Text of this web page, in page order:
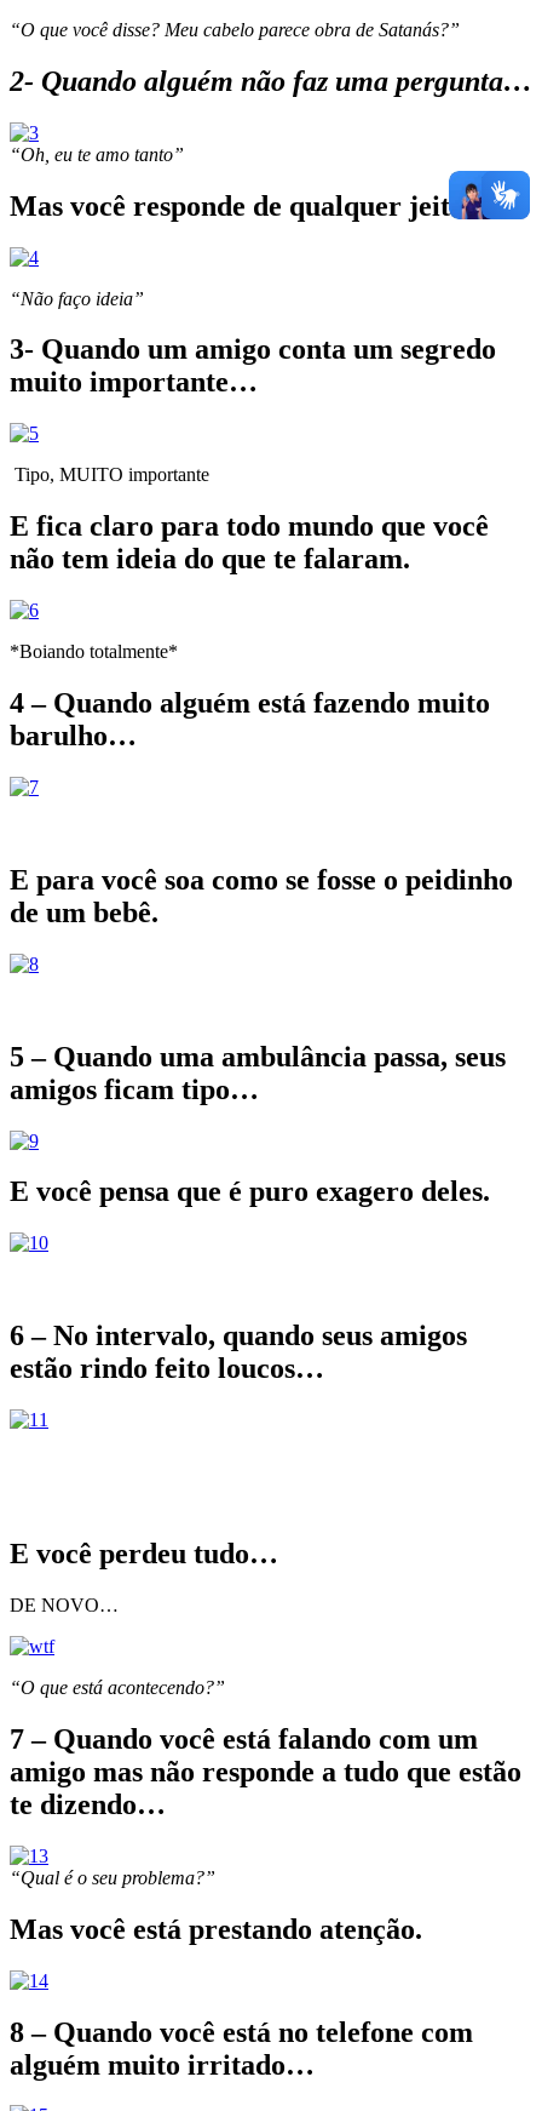
“O que você disse? Meu cabelo parece obra de Satanás?”
2- Quando alguém não faz uma pergunta…
“Oh, eu te amo tanto”
Mas você responde de qualquer jeito.
“Não faço ideia”
3- Quando um amigo conta um segredo
muito importante…
Tipo, MUITO importante
E fica claro para todo mundo que você
não tem ideia do que te falaram.
*Boiando totalmente*
4 – Quando alguém está fazendo muito
barulho…
E para você soa como se fosse o peidinho
de um bebê.
5 – Quando uma ambulância passa, seus
amigos ficam tipo…
E você pensa que é puro exagero deles.
6 – No intervalo, quando seus amigos
estão rindo feito loucos…
E você perdeu tudo…
DE NOVO…
“O que está acontecendo?”
7 – Quando você está falando com um
amigo mas não responde a tudo que estão
te dizendo…
“Qual é o seu problema?”
Mas você está prestando atenção.
8 – Quando você está no telefone com
alguém muito irritado…